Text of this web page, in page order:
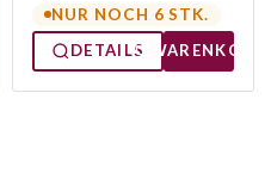
NUR NOCH 6 STK.
DETAILS
WARENKORB